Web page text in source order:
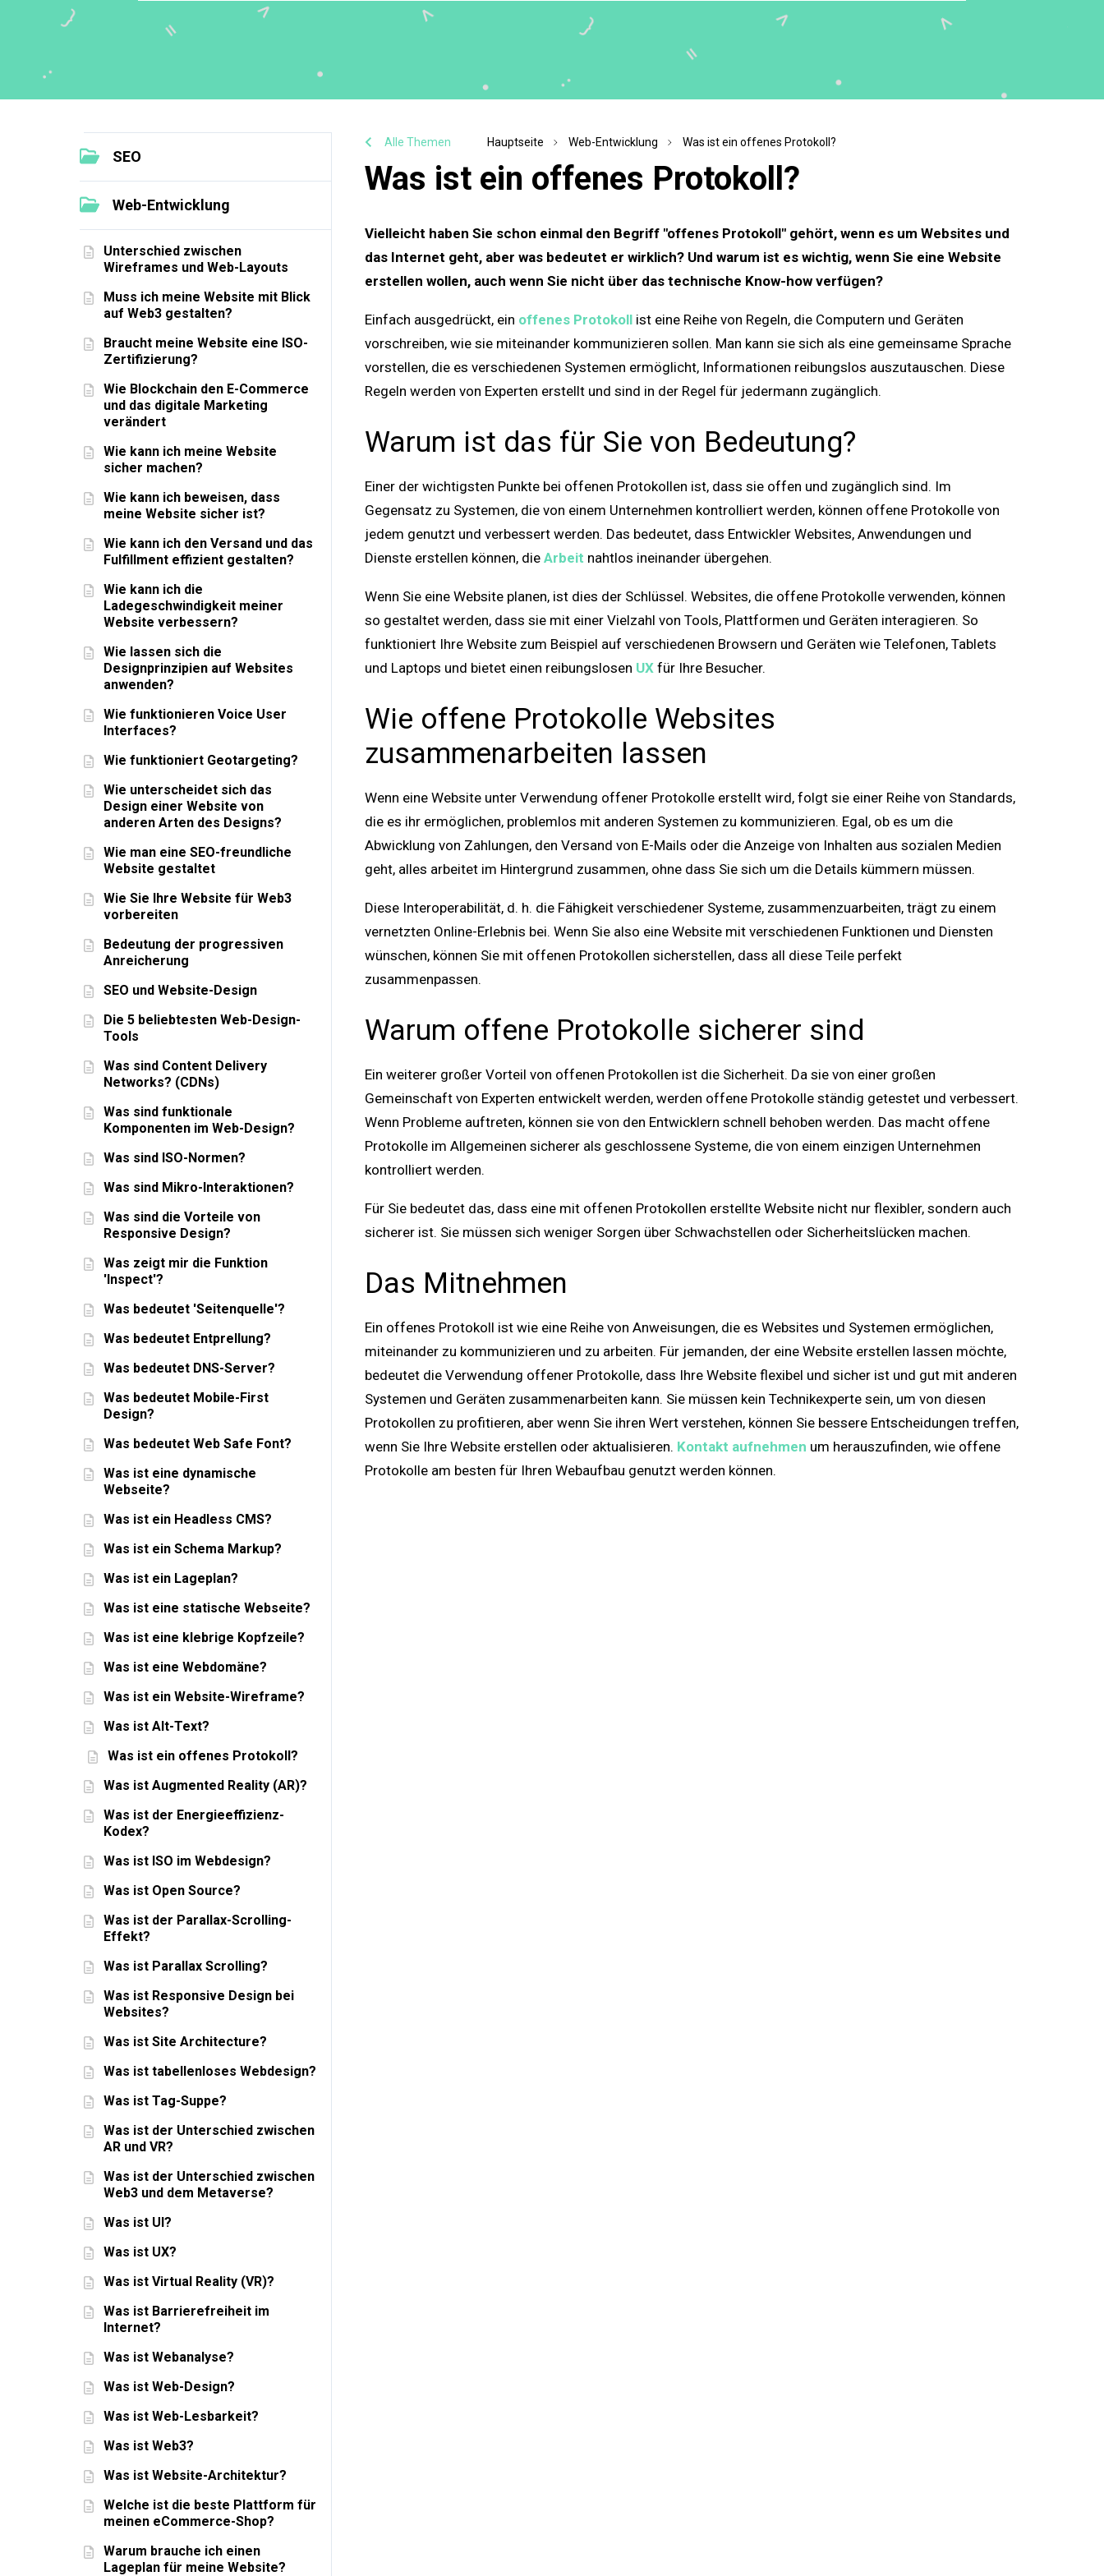
SEO
Web-Entwicklung
Unterschied zwischen
Wireframes und Web-Layouts
Muss ich meine Website mit Blick
auf Web3 gestalten?
Braucht meine Website eine ISO-
Zertifizierung?
Wie Blockchain den E-Commerce
und das digitale Marketing
verändert
Wie kann ich meine Website
sicher machen?
Wie kann ich beweisen, dass
meine Website sicher ist?
Wie kann ich den Versand und das
Fulfillment effizient gestalten?
Wie kann ich die
Ladegeschwindigkeit meiner
Website verbessern?
Wie lassen sich die
Designprinzipien auf Websites
anwenden?
Wie funktionieren Voice User
Interfaces?
Wie funktioniert Geotargeting?
Wie unterscheidet sich das
Design einer Website von
anderen Arten des Designs?
Wie man eine SEO-freundliche
Website gestaltet
Wie Sie Ihre Website für Web3
vorbereiten
Bedeutung der progressiven
Anreicherung
SEO und Website-Design
Die 5 beliebtesten Web-Design-
Tools
Was sind Content Delivery
Networks? (CDNs)
Was sind funktionale
Komponenten im Web-Design?
Was sind ISO-Normen?
Was sind Mikro-Interaktionen?
Was sind die Vorteile von
Responsive Design?
Was zeigt mir die Funktion
'Inspect'?
Was bedeutet 'Seitenquelle'?
Was bedeutet Entprellung?
Was bedeutet DNS-Server?
Was bedeutet Mobile-First
Design?
Was bedeutet Web Safe Font?
Was ist eine dynamische
Webseite?
Was ist ein Headless CMS?
Was ist ein Schema Markup?
Was ist ein Lageplan?
Was ist eine statische Webseite?
Was ist eine klebrige Kopfzeile?
Was ist eine Webdomäne?
Was ist ein Website-Wireframe?
Was ist Alt-Text?
Was ist ein offenes Protokoll?
Was ist Augmented Reality (AR)?
Was ist der Energieeffizienz-
Kodex?
Was ist ISO im Webdesign?
Was ist Open Source?
Was ist der Parallax-Scrolling-
Effekt?
Was ist Parallax Scrolling?
Was ist Responsive Design bei
Websites?
Was ist Site Architecture?
Was ist tabellenloses Webdesign?
Was ist Tag-Suppe?
Was ist der Unterschied zwischen
AR und VR?
Was ist der Unterschied zwischen
Web3 und dem Metaverse?
Was ist UI?
Was ist UX?
Was ist Virtual Reality (VR)?
Was ist Barrierefreiheit im
Internet?
Was ist Webanalyse?
Was ist Web-Design?
Was ist Web-Lesbarkeit?
Was ist Web3?
Was ist Website-Architektur?
Welche ist die beste Plattform für
meinen eCommerce-Shop?
Warum brauche ich einen
Lageplan für meine Website?
Alle Themen Hauptseite Web-Entwicklung Was ist ein offenes Protokoll?
Was ist ein offenes Protokoll?
Vielleicht haben Sie schon einmal den Begriff "offenes Protokoll" gehört, wenn es um Websites und
das Internet geht, aber was bedeutet er wirklich? Und warum ist es wichtig, wenn Sie eine Website
erstellen wollen, auch wenn Sie nicht über das technische Know-how verfügen?
Einfach ausgedrückt, ein offenes Protokoll ist eine Reihe von Regeln, die Computern und Geräten
vorschreiben, wie sie miteinander kommunizieren sollen. Man kann sie sich als eine gemeinsame Sprache
vorstellen, die es verschiedenen Systemen ermöglicht, Informationen reibungslos auszutauschen. Diese
Regeln werden von Experten erstellt und sind in der Regel für jedermann zugänglich.
Warum ist das für Sie von Bedeutung?
Einer der wichtigsten Punkte bei offenen Protokollen ist, dass sie offen und zugänglich sind. Im
Gegensatz zu Systemen, die von einem Unternehmen kontrolliert werden, können offene Protokolle von
jedem genutzt und verbessert werden. Das bedeutet, dass Entwickler Websites, Anwendungen und
Dienste erstellen können, die Arbeit nahtlos ineinander übergehen.
Wenn Sie eine Website planen, ist dies der Schlüssel. Websites, die offene Protokolle verwenden, können
so gestaltet werden, dass sie mit einer Vielzahl von Tools, Plattformen und Geräten interagieren. So
funktioniert Ihre Website zum Beispiel auf verschiedenen Browsern und Geräten wie Telefonen, Tablets
und Laptops und bietet einen reibungslosen UX für Ihre Besucher.
Wie offene Protokolle Websites
zusammenarbeiten lassen
Wenn eine Website unter Verwendung offener Protokolle erstellt wird, folgt sie einer Reihe von Standards,
die es ihr ermöglichen, problemlos mit anderen Systemen zu kommunizieren. Egal, ob es um die
Abwicklung von Zahlungen, den Versand von E-Mails oder die Anzeige von Inhalten aus sozialen Medien
geht, alles arbeitet im Hintergrund zusammen, ohne dass Sie sich um die Details kümmern müssen.
Diese Interoperabilität, d. h. die Fähigkeit verschiedener Systeme, zusammenzuarbeiten, trägt zu einem
vernetzten Online-Erlebnis bei. Wenn Sie also eine Website mit verschiedenen Funktionen und Diensten
wünschen, können Sie mit offenen Protokollen sicherstellen, dass all diese Teile perfekt
zusammenpassen.
Warum offene Protokolle sicherer sind
Ein weiterer großer Vorteil von offenen Protokollen ist die Sicherheit. Da sie von einer großen
Gemeinschaft von Experten entwickelt werden, werden offene Protokolle ständig getestet und verbessert.
Wenn Probleme auftreten, können sie von den Entwicklern schnell behoben werden. Das macht offene
Protokolle im Allgemeinen sicherer als geschlossene Systeme, die von einem einzigen Unternehmen
kontrolliert werden.
Für Sie bedeutet das, dass eine mit offenen Protokollen erstellte Website nicht nur flexibler, sondern auch
sicherer ist. Sie müssen sich weniger Sorgen über Schwachstellen oder Sicherheitslücken machen.
Das Mitnehmen
Ein offenes Protokoll ist wie eine Reihe von Anweisungen, die es Websites und Systemen ermöglichen,
miteinander zu kommunizieren und zu arbeiten. Für jemanden, der eine Website erstellen lassen möchte,
bedeutet die Verwendung offener Protokolle, dass Ihre Website flexibel und sicher ist und gut mit anderen
Systemen und Geräten zusammenarbeiten kann. Sie müssen kein Technikexperte sein, um von diesen
Protokollen zu profitieren, aber wenn Sie ihren Wert verstehen, können Sie bessere Entscheidungen treffen,
wenn Sie Ihre Website erstellen oder aktualisieren. Kontakt aufnehmen um herauszufinden, wie offene
Protokolle am besten für Ihren Webaufbau genutzt werden können.